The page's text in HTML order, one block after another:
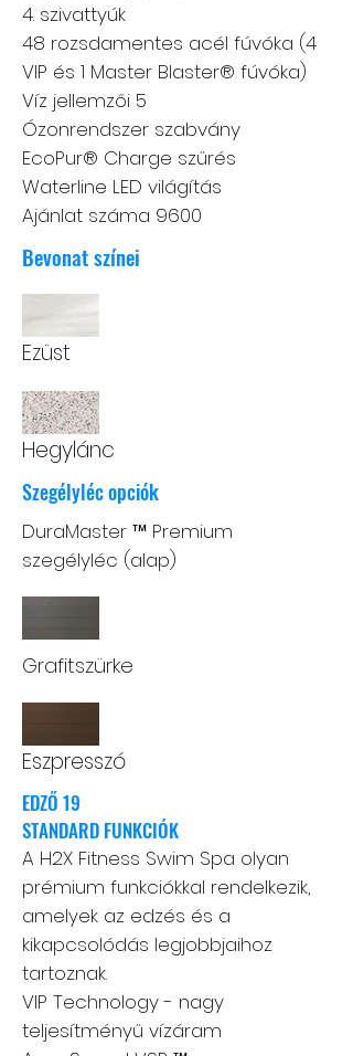
4. szivattyúk
48 rozsdamentes acél fúvóka (4
VIP és 1 Master Blaster® fúvóka)
Víz jellemzői 5
Ózonrendszer szabvány
EcoPur® Charge szűrés
Waterline LED világítás
Ajánlat száma 9600
Bevonat színei
Ezüst
Hegylánc
Szegélyléc opciók
DuraMaster ™ Premium
szegélyléc (alap)
Grafitszürke
Eszpresszó
EDZŐ 19
STANDARD FUNKCIÓK
A H2X Fitness Swim Spa olyan
prémium funkciókkal rendelkezik,
amelyek az edzés és a
kikapcsolódás legjobbjaihoz
tartoznak.
VIP Technology - nagy
teljesítményű vízáram